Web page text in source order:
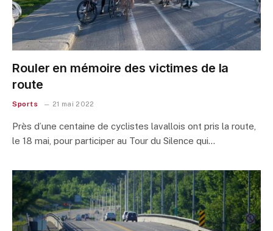
Rouler en mémoire des victimes de la
route
Sports 21 mai 2022
Près d’une centaine de cyclistes lavallois ont pris la route,
le 18 mai, pour participer au Tour du Silence qui…